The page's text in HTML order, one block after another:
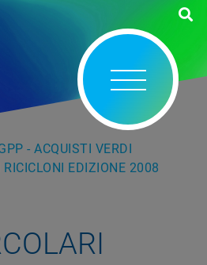
- ACQUISTI VERDI
RICICLONI EDIZIONE 2008